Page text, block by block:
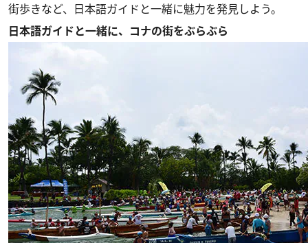
街歩きなど、日本語ガイドと一緒に魅力を発見しよう。
日本語ガイドと一緒に、コナの街をぶらぶら